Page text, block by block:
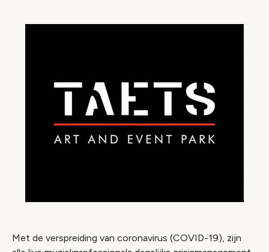
Met de verspreiding van coronavirus (COVID-19), zijn